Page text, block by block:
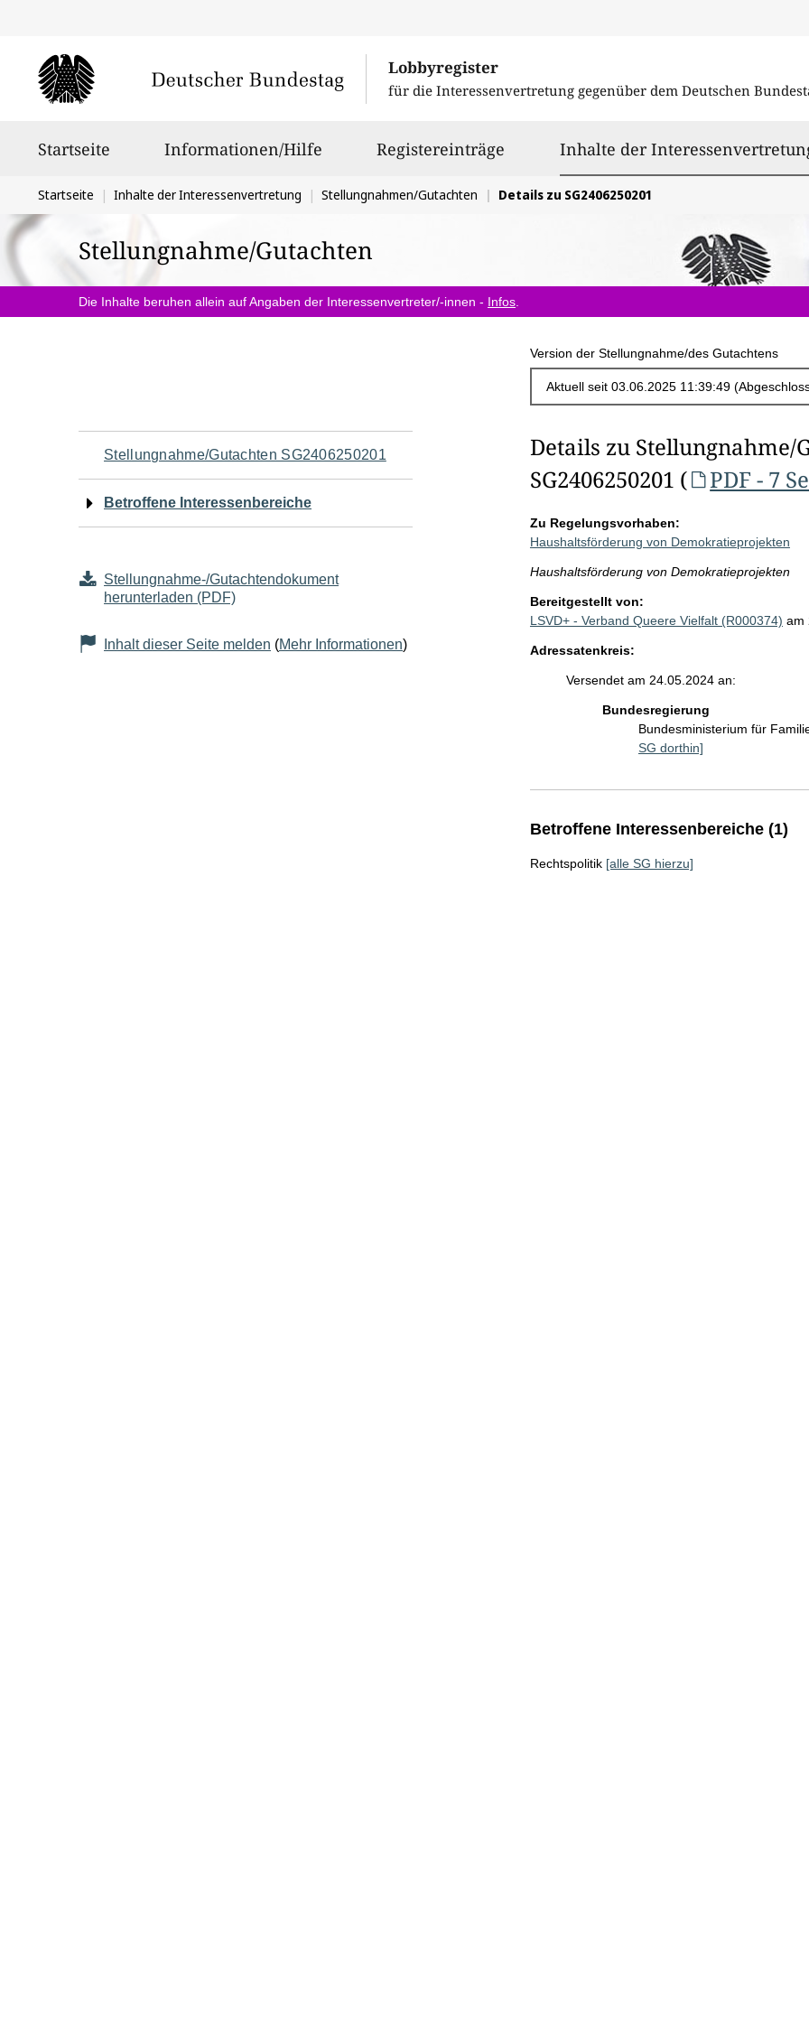
Lobbyregister
für die Interessenvertretung gegenüber dem Deutschen
Startseite Informationen/Hilfe Registereinträge Inhalte der
Sie
befinden
sich
hier:
Startseite Inhalte der Interessenvertretung Stellungnahmen/Gutachten Details zu SG2406250201
Stellungnahme/Gutachten
Die Inhalte beruhen allein auf Angaben der Interessenvertreter/-innen - Infos
Version der Stellungnahme/des Gutachtens
Navigation
für
Seiteninhalt
Stellungnahme/Gutachten SG2406250201
Betroffene Interessenbereiche
Stellungnahme-/Gutachtendokument
herunterladen (PDF)
Inhalt dieser Seite melden (Mehr Informationen)
Details zu Stellungnahme/
SG2406250201 (
PDF - 7
Zu Regelungsvorhaben:
Haushaltsförderung von Demokratieprojekten
Haushaltsförderung von Demokratieprojekten
Bereitgestellt von:
LSVD+ - Verband Queere Vielfalt (R000374) am
Adressatenkreis:
Versendet am 24.05.2024 an:
Bundesregierung
Bundesministerium für
SG dorthin]
Betroffene Interessenbereiche (1)
Rechtspolitik [alle SG hierzu]